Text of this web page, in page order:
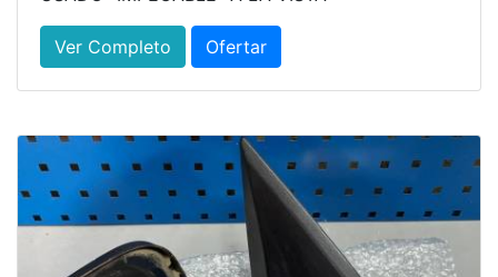
Ver Completo Ofertar